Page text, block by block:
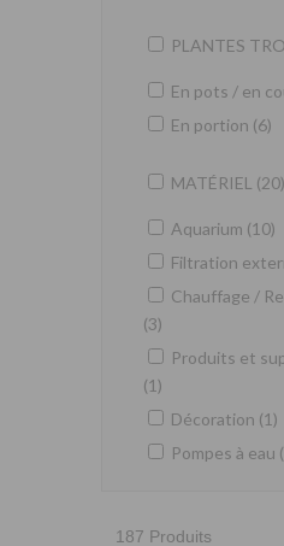
PLANTES
En pots / en
En portion (6)
MATÉRIEL (20)
Aquarium (10)
Filtration
Chauffage /
(3)
Produits et
(1)
Décoration (1)
Pompes à eau
187 Produits